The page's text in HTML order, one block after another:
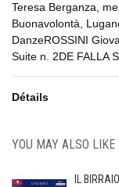
Teresa Berganza,
Buonavolontà,
DanzeROSSINI
Suite n. 2DE FALLA
Détails
YOU MAY ALSO LIKE
IL